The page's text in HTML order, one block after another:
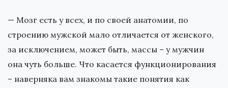
— Мозг есть у всех, и по своей анатомии, по
строению мужской мало отличается от женского,
за исключением, может быть, массы – у мужчин
она чуть больше. Что касается функционирования
– наверняка вам знакомы такие понятия как